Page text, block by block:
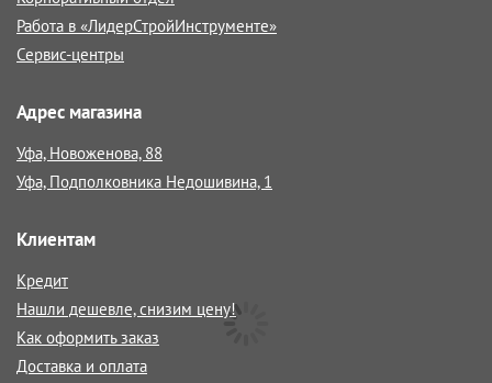
Работа в «ЛидерСтройИнструменте»
Сервис-центры
Адрес магазина
Уфа, Новоженова, 88
Уфа, Подполковника Недошивина, 1
Клиентам
Кредит
Нашли дешевле, снизим цену!
Как оформить заказ
Доставка и оплата